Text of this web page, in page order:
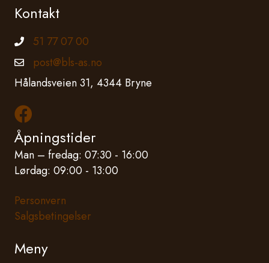
Kontakt
Telefonnummer
51 77 07 00
Epostadresse
post@bls-as.no
Hålandsveien 31, 4344 Bryne
Les mer om oss på Facebook
Åpningstider
Man – fredag: 07:30 - 16:00
Lørdag: 09:00 - 13:00
Personvern
Salgsbetingelser
Meny